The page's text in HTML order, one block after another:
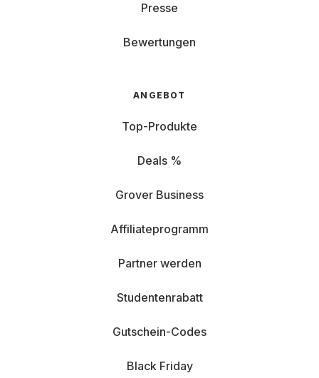
Presse
Bewertungen
ANGEBOT
Top-Produkte
Deals %
Grover Business
Affiliateprogramm
Partner werden
Studentenrabatt
Gutschein-Codes
Black Friday